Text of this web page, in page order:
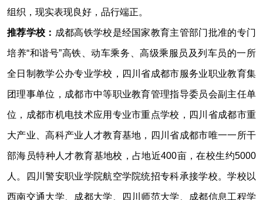
组织，现实表现良好，品行端正。
推荐学校： 成都高铁学校是经国家教育主管部门批准的专门
培养“和谐号”高铁、动车乘务、高级乘服员及列车员的一所
全日制教学公办专业学校，四川省成都市服务业职业教育集
团理事单位，成都市中等职业教育管理指导委员会副主任单
位，成都市机电技术应用专业市重点学校，四川省成都市重
大产业、高科产业人才教育基地，四川省成都市唯一一所干
部海员特种人才教育基地校，占地近400亩，在校生约5000
人。四川警安职业学院航空学院统招专科承接学校。学校以
西南交通大学、成都大学、四川师范大学、成都信息工程学